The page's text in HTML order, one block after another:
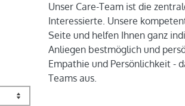
Unser Care-Team ist die
Interessierte. Unsere
Seite und helfen Ihnen ganz
Anliegen bestmöglich und
Empathie und Persönlichkeit -
Teams aus.